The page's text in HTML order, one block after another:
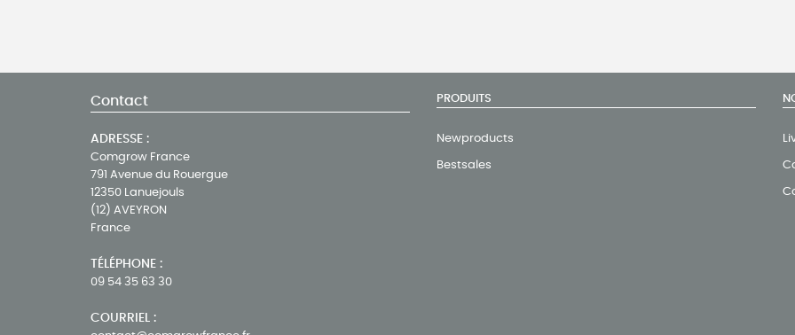
Contact
ADRESSE :
Comgrow France
791 Avenue du Rouergue
12350 Lanuejouls
(12) AVEYRON
France
TÉLÉPHONE :
09 54 35 63 30
COURRIEL :
PRODUITS
Newproducts
Bestsales